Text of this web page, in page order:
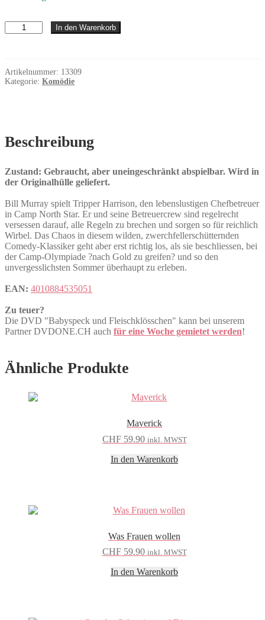
Babyspeck
und
In den Warenkorb
Artikelnummer: 13309
Kategorie: Komödie
Beschreibung
Zustand: Gebraucht, aber uneingeschränkt abspielbar. Wird in
der Originalhülle geliefert.
Bill Murray spielt Tripper Harrison, den lebenslustigen Chefbetreuer
in Camp North Star. Er und seine Betreuercrew sind regelrecht
versessen darauf, alle Regeln zu brechen und sorgen so für reichlich
Wirbel. Das Chaos in diesem wilden, zwerchfellerschütternden
Comedy-Klassiker geht aber erst richtig los, als sie beschliessen, bei
der Camp-Olympiade ?nach Gold zu greifen? und so den
unvergesslichsten Sommer überhaupt zu erleben.
EAN: 4010884535051
Zu teuer?
Die DVD "Babyspeck und Fleischklösschen" kann bei unserem
Partner DVDONE.CH auch für eine Woche gemietet werden!
Ähnliche Produkte
Maverick
CHF59.90 inkl. MWST
In den Warenkorb
Was Frauen wollen
CHF59.90 inkl. MWST
In den Warenkorb